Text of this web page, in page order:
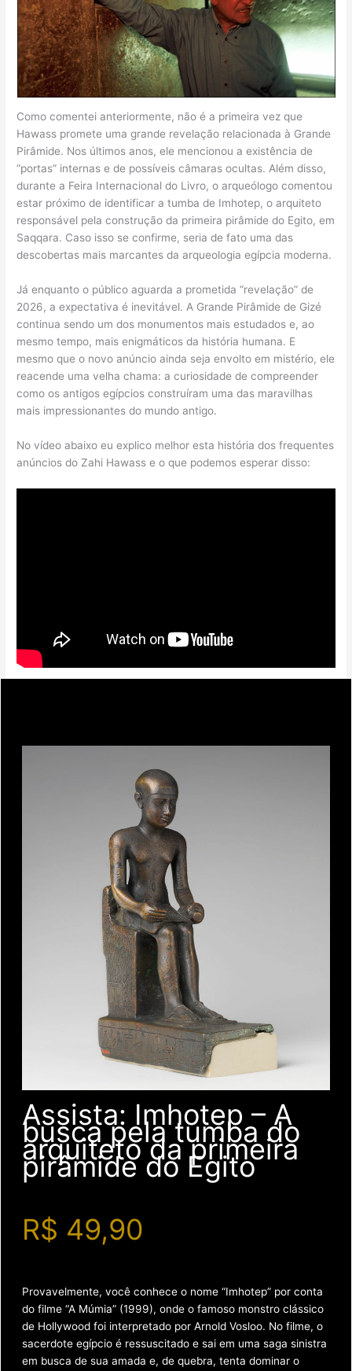
Como comentei anteriormente, não é a primeira vez que
Hawass promete uma grande revelação relacionada à Grande
Pirâmide. Nos últimos anos, ele mencionou a existência de
“portas” internas e de possíveis câmaras ocultas. Além disso,
durante a Feira Internacional do Livro, o arqueólogo comentou
estar próximo de identificar a tumba de Imhotep, o arquiteto
responsável pela construção da primeira pirâmide do Egito, em
Saqqara. Caso isso se confirme, seria de fato uma das
descobertas mais marcantes da arqueologia egípcia moderna.
Já enquanto o público aguarda a prometida “revelação” de
2026, a expectativa é inevitável. A Grande Pirâmide de Gizé
continua sendo um dos monumentos mais estudados e, ao
mesmo tempo, mais enigmáticos da história humana. E
mesmo que o novo anúncio ainda seja envolto em mistério, ele
reacende uma velha chama: a curiosidade de compreender
como os antigos egípcios construíram uma das maravilhas
mais impressionantes do mundo antigo.
No vídeo abaixo eu explico melhor esta história dos frequentes
anúncios do Zahi Hawass e o que podemos esperar disso:
Assista: Imhotep – A
busca pela tumba do
arquiteto da primeira
pirâmide do Egito
R$ 49,90
Provavelmente, você conhece o nome “Imhotep” por conta
do filme “A Múmia” (1999), onde o famoso monstro clássico
de Hollywood foi interpretado por Arnold Vosloo. No filme, o
sacerdote egípcio é ressuscitado e sai em uma saga sinistra
em busca de sua amada e, de quebra, tenta dominar o